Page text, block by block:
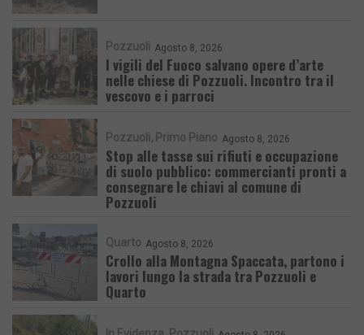
Pozzuoli Agosto 8, 2026
I vigili del Fuoco salvano opere d’arte
nelle chiese di Pozzuoli. Incontro tra il
vescovo e i parroci
Pozzuoli Primo Piano Agosto 8, 2026
Stop alle tasse sui rifiuti e occupazione
di suolo pubblico: commercianti pronti a
consegnare le chiavi al comune di
Pozzuoli
Quarto Agosto 8, 2026
Crollo alla Montagna Spaccata, partono i
lavori lungo la strada tra Pozzuoli e
Quarto